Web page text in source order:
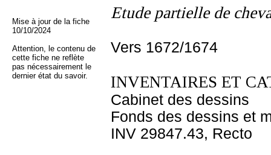
Mise à jour de la fiche
10/10/2024
Attention, le contenu de
cette fiche ne reflète
pas nécessairement le
dernier état du savoir.
Etude partielle de
Vers 1672/1674
INVENTAIRES ET
Cabinet des dessins
Fonds des dessins et
INV 29847.43, Recto